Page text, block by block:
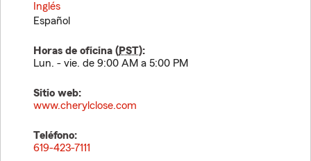
Inglés
Español
Horas de oficina (PST):
Lun. - vie. de 9:00 AM a 5:00 PM
Sitio web:
www.cherylclose.com
Teléfono:
619-423-7111